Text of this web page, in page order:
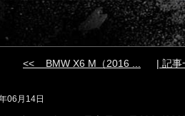
<< BMW X6 M（2016 ... | 記事
06月14日